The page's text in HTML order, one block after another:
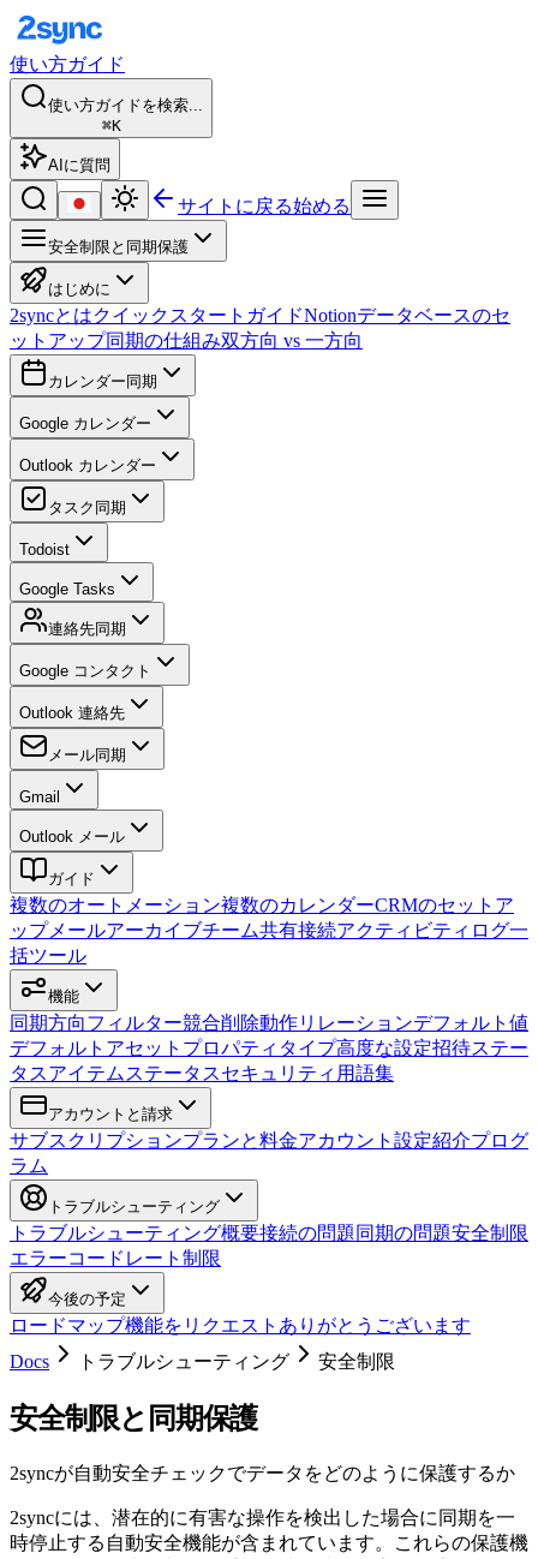
使い方ガイド
使い方ガイドを検索...
⌘K
AIに質問
サイトに戻る始める
安全制限と同期保護
はじめに
2syncとはクイックスタートガイドNotionデータベースのセ
ットアップ同期の仕組み双方向 vs 一方向
カレンダー同期
Google カレンダー
Outlook カレンダー
タスク同期
Todoist
Google Tasks
連絡先同期
Google コンタクト
Outlook 連絡先
メール同期
Gmail
Outlook メール
ガイド
複数のオートメーション複数のカレンダーCRMのセットア
ップメールアーカイブチーム共有接続アクティビティログ一
括ツール
機能
同期方向フィルター競合削除動作リレーションデフォルト値
デフォルトアセット プロパティタイプ高度な設定招待ステー
タスアイテムステータスセキュリティ 用語集
アカウントと請求
サブスクリプションプランと料金アカウント設定紹介プログ
ラム
トラブルシューティング
トラブルシューティング概要接続の問題 同期の問題安全制限
エラーコード レート制限
今後の予定
ロードマップ機能をリクエスト ありがとうございます
Docs
トラブルシューティング 安全制限
安全制限と同期保護
2syncが自動安全チェックでデータをどのように保護するか
2syncには、潜在的に有害な操作を検出した場合に同期を一
時停止する自動安全機能が含まれています。これらの保護機